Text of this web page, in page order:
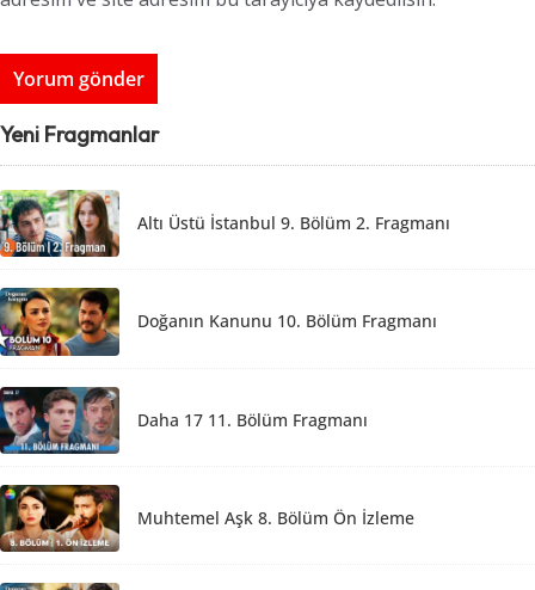
Yeni Fragmanlar
Altı Üstü İstanbul 9. Bölüm 2. Fragmanı
Doğanın Kanunu 10. Bölüm Fragmanı
Daha 17 11. Bölüm Fragmanı
Muhtemel Aşk 8. Bölüm Ön İzleme